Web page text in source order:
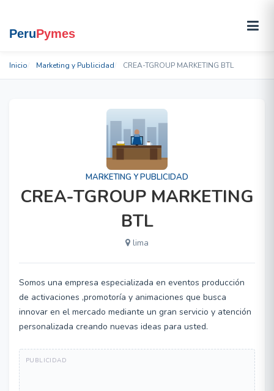
Inicio Marketing y Publicidad CREA-TGROUP MARKETING BTL
MARKETING Y PUBLICIDAD
CREA-TGROUP MARKETING
BTL
lima
Somos una empresa especializada en eventos producción
de activaciones ,promotoría y animaciones que busca
innovar en el mercado mediante un gran servicio y atención
personalizada creando nuevas ideas para usted.